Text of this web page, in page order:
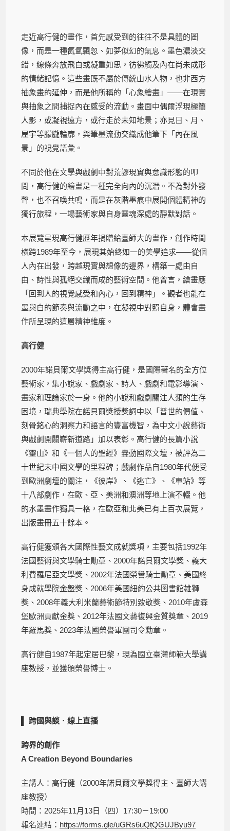
走近高行健的畫作，首先感受到的往往不是具體的圖
像，而是一種氤氳飄忽、如夢似幻的氣息。墨色濃淡交
錯，線條奔放飛白或凝重如思，彷彿觸及內在尚未成形
的情緒記憶。這些畫既不屬於傳統山水人物，也非西方
抽象畫的延伸，而是他所稱的「心象繪畫」——在現實
與抽象之間捕捉內在感受的流動。畫面中偶爾浮現極簡
人影，或凝視遠方，或行走於未知地景；亦見日、月、
屋宇等朦朧輪廓，與筆墨流動交織成他筆下「內在風
景」的視覺語彙。
不同於他在文學與戲劇中對荒謬現實與意識形態的叩
問，高行健的繪畫是一種完全向內的沉潛。不為對外發
聲，也不召喚共鳴，而是在灰階墨痕中展開個體精神的
獨行旅程，一場藝術家與自身靈魂深處的靜默對話。
本展覽呈現高行健歷年捐贈給臺師大的畫作，創作時間
橫跨1989年至今，展現其始終如一的美學追求——從個
人內在出發，跨越現實與想像的邊界，構築一處由自
由、詩性與孤絕交織而成的藝術空間。他曾言，繪畫應
「回到人的視覺感受和內心，回到精神」。觀者也能在
墨與白的節奏與流動之中，在凝視中對照自身，體會畫
作所呈現的這層精神維度。
高行健
2000年諾貝爾文學獎得主高行健，是國際著名的全方位
藝術家，集小說家、戲劇家、詩人、戲劇和電影導演、
畫家和理論家於一身。他的小說和戲劇關注人類的生存
困境，瑞典學院在諾貝爾獎授獎詞中以「普世的價值、
刻骨銘心的洞察力和語言的豐富機智，為中文小說藝術
與戲劇開闢嶄新道路」加以表彰。高行健的長篇小說
《靈山》和《一個人的聖經》轟動國際文壇，被評為二
十世紀末中國文學的里程碑；戲劇作品自1980年代便受
到歐洲劇壇的關注，《彼岸》、《逃亡》、《車站》等
十八部劇作，在歐、亞、美洲和澳洲等地上演不輟。他
的水墨畫作獨具一格，在歐亞和北美已有上百次展覽，
出版畫冊五十餘本。
高行健獲頒各大國際性藝文成就獎項，主要包括1992年
法國藝術與文學騎士勛章、2000年諾貝爾文學獎、義大
利費羅尼亞文學獎、2002年法國榮譽騎士勛章、美國終
身成就學院金盤獎、2006年美國紐約公共圖書館雄獅
獎、2008年義大利米蘭藝術節特別致敬獎、2010年盧森
堡歐洲貢獻金獎、2012年法國文藝復興金質獎章、2019
年羅馬獎、2023年法國榮譽軍團司令勳章。
高行健自1987年起定居巴黎，現為國立臺灣師範大學講
座教授，並獲頒榮譽博士。
跨國與談 ．線上直播
跨界的創作
A Creation Beyond Boundaries
主講人：高行健（2000年諾貝爾文學獎得主、臺師大講
座教授）
時間：2025年11月13日（四）17:30－19:00
報名連結： https://forms.gle/uGRs6uQtQGUJByu97